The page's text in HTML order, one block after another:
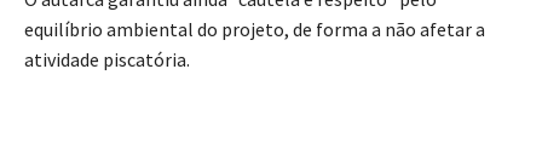
equilíbrio ambiental do projeto, de forma a não afetar a
atividade piscatória.